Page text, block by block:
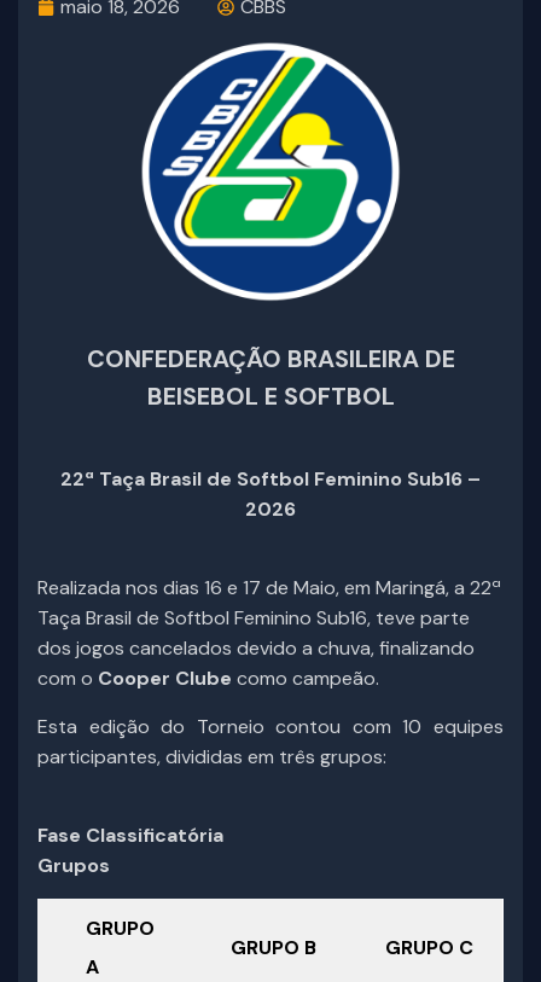
maio 18, 2026 CBBS
CONFEDERAÇÃO BRASILEIRA DE
BEISEBOL E SOFTBOL
22ª Taça Brasil de Softbol Feminino Sub16 –
2026
Realizada nos dias 16 e 17 de Maio, em Maringá, a 22ª
Taça Brasil de Softbol Feminino Sub16, teve parte
dos jogos cancelados devido a chuva, finalizando
com o Cooper Clube como campeão.
Esta edição do Torneio contou com 10 equipes
participantes, divididas em três grupos:
Fase Classificatória
Grupos
GRUPO
A
GRUPO B GRUPO C